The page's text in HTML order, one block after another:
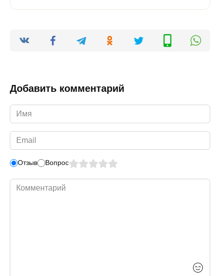
Добавить комментарий
Имя
*
Email
*
Отзыв Вопрос
Комментарий